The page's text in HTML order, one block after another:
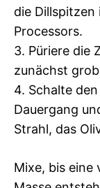
die Dillspitzen
Processors.
3. Püriere die
zunächst
4. Schalte
Dauergang
Strahl, das
Mixe, bis eine